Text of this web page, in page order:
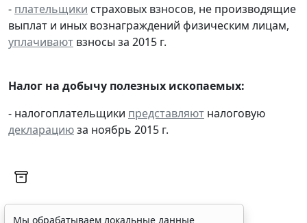
- плательщики страховых взносов, не производящие
выплат и иных вознаграждений физическим лицам,
уплачивают взносы за 2015 г.
Налог на добычу полезных ископаемых:
- налогоплательщики представляют налоговую
декларациюза ноябрь 2015 г.
Мы обрабатываем локальные данные